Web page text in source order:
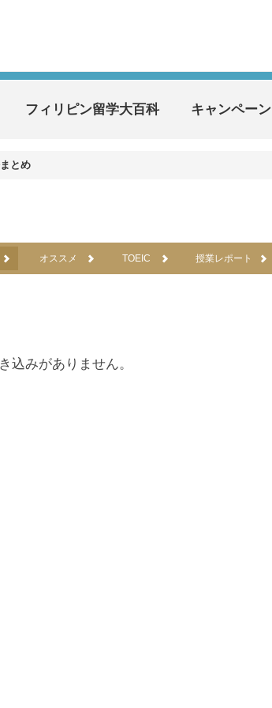
フィリピン留学大百科 キャンペーン
とめ
オススメ TOEIC 授業レポート
込みがありません。